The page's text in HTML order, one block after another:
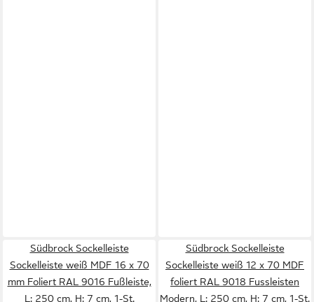
Südbrock Sockelleiste
Sockelleiste weiß MDF 16 x 70
mm Foliert RAL 9016 Fußleiste,
L: 250 cm, H: 7 cm, 1-St.
Südbrock Sockelleiste
Sockelleiste weiß 12 x 70 MDF
foliert RAL 9018 Fussleisten
Modern, L: 250 cm, H: 7 cm, 1-St.